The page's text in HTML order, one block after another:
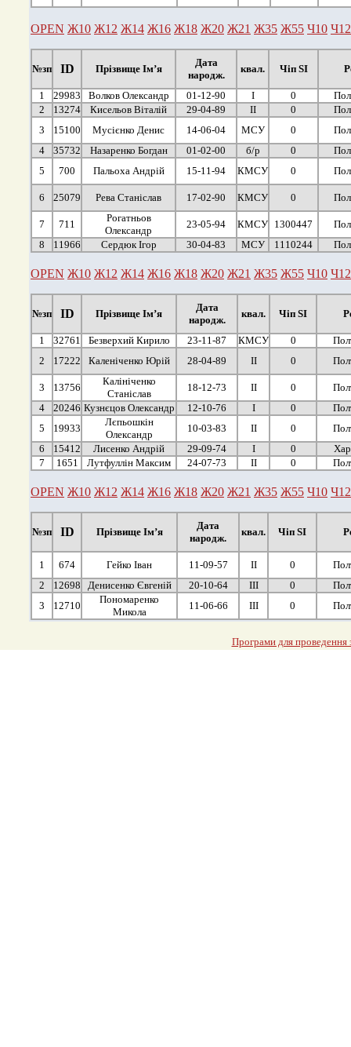
OPEN Ж10 Ж12 Ж14 Ж16 Ж18 Ж20 Ж21 Ж35 Ж55 Ч10 Ч12
№зп ID Прізвище Ім’я
Дата
народж.
квал. Чіп SI
1 29983 Волков Олександр 01-12-90 І 0
2
13274 Кисельов Віталій 29-04-89 ІІ 0
3
15100 Мусієнко Денис 14-06-04 МСУ 0
4
35732 Назаренко Богдан 01-02-00 б/р 0
5
700 Пальоха Андрій 15-11-94 КМСУ 0
6 25079 Рева Станіслав 17-02-90 КМСУ 0
7 711
Рогатньов
Олександр
23-05-94 КМСУ 1300447
8
11966 Сердюк Ігор 30-04-83 МСУ 1110244
OPEN Ж10 Ж12 Ж14 Ж16 Ж18 Ж20 Ж21 Ж35 Ж55 Ч10 Ч12
№зп ID Прізвище Ім’я
Дата
народж.
квал. Чіп SI
1 32761 Безверхий Кирило 23-11-87 КМСУ 0
2
17222 Каленіченко Юрій 28-04-89 ІІ 0
3 13756
Калініченко
Станіслав
18-12-73 ІІ 0
4
20246 Кузнєцов Олександр 12-10-76 І 0
5
19933
Лєпьошкін
Олександр
10-03-83 ІІ 0
6
15412 Лисенко Андрій 29-09-74 І 0
7
1651 Лутфуллін Максим 24-07-73 ІІ 0
OPEN Ж10 Ж12 Ж14 Ж16 Ж18 Ж20 Ж21 Ж35 Ж55 Ч10 Ч12
№зп ID Прізвище Ім’я
Дата
народж.
квал. Чіп SI
1 674 Гейко Іван 11-09-57 ІІ 0
2
12698 Денисенко Євгеній 20-10-64 ІІІ 0
3
12710
Пономаренко
Микола
11-06-66 ІІІ 0
Програми для проведення